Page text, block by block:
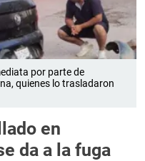
por parte de
quienes lo trasladaron
en
da a la fuga